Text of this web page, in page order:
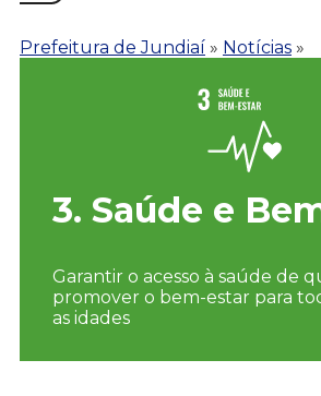
Prefeitura de Jundiaí » Notícias »
3. Saúde e
Garantir o acesso à saúde de
promover o bem-estar para
as idades